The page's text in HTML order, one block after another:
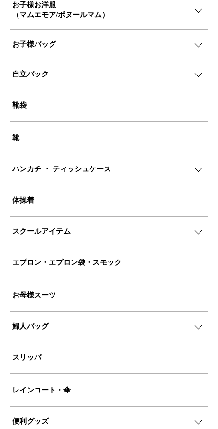
お子様お洋服
（マムエモア/ボヌールマム）
お子様バッグ
自立バック
靴袋
靴
ハンカチ ・ ティッシュケース
体操着
スクールアイテム
エプロン・エプロン袋・スモック
お母様スーツ
婦人バッグ
スリッパ
レインコート・傘
便利グッズ